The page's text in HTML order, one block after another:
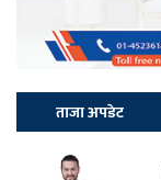
ताजा अपडेट